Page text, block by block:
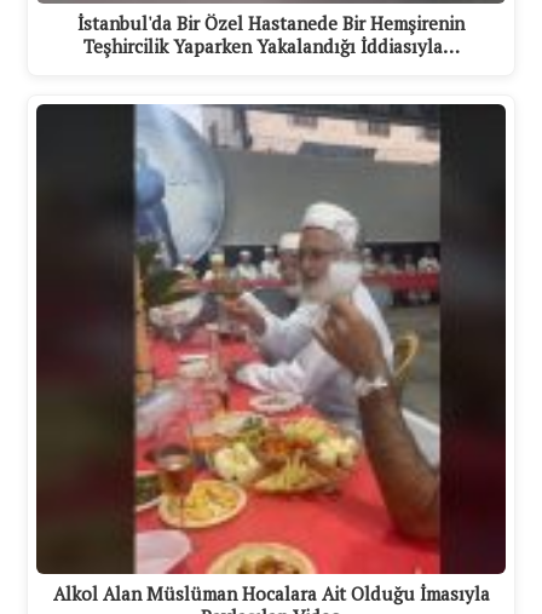
İstanbul'da Bir Özel Hastanede Bir Hemşirenin
Teşhircilik Yaparken Yakalandığı İddiasıyla…
Alkol Alan Müslüman Hocalara Ait Olduğu İmasıyla